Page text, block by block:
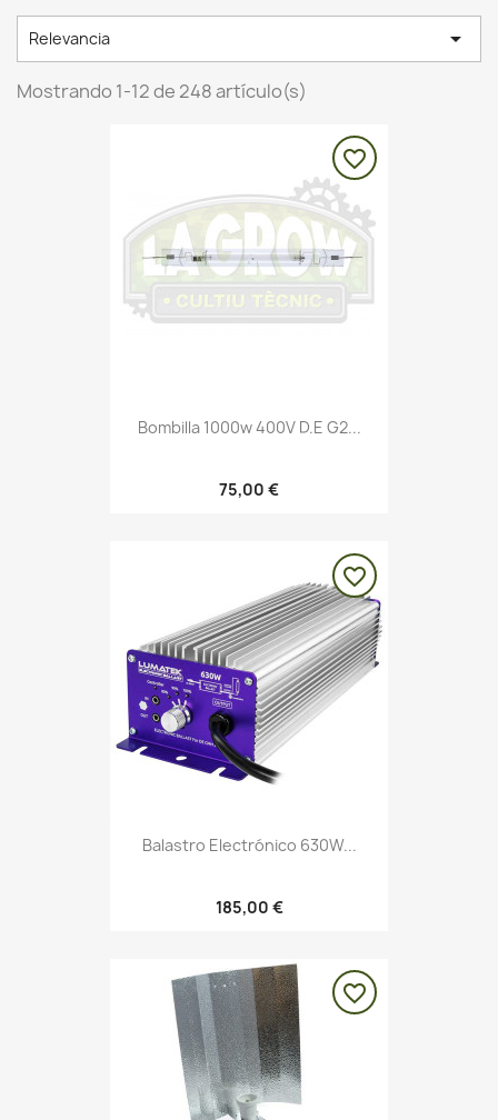
Relevancia 
Mostrando 1-12 de 248 artículo(s)
Bombilla 1000w 400V D.E G2...
75,00 €
favorite_border
Balastro Electrónico 630W...
185,00 €
favorite_border
favorite_border